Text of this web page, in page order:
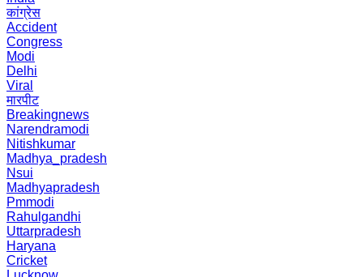
कांग्रेस
Accident
Congress
Modi
Delhi
Viral
मारपीट
Breakingnews
Narendramodi
Nitishkumar
Madhya_pradesh
Nsui
Madhyapradesh
Pmmodi
Rahulgandhi
Uttarpradesh
Haryana
Cricket